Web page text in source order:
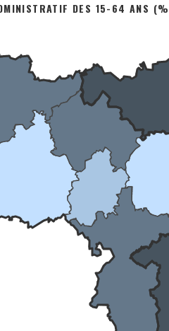
DES 15-64 ANS